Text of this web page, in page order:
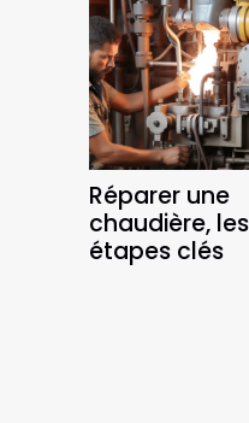
Réparer une
chaudière, les
étapes clés